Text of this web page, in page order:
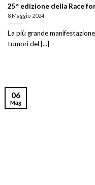
25° edizione della Race
8 Maggio 2024
La più grande
tumori del [...]
06
Mag